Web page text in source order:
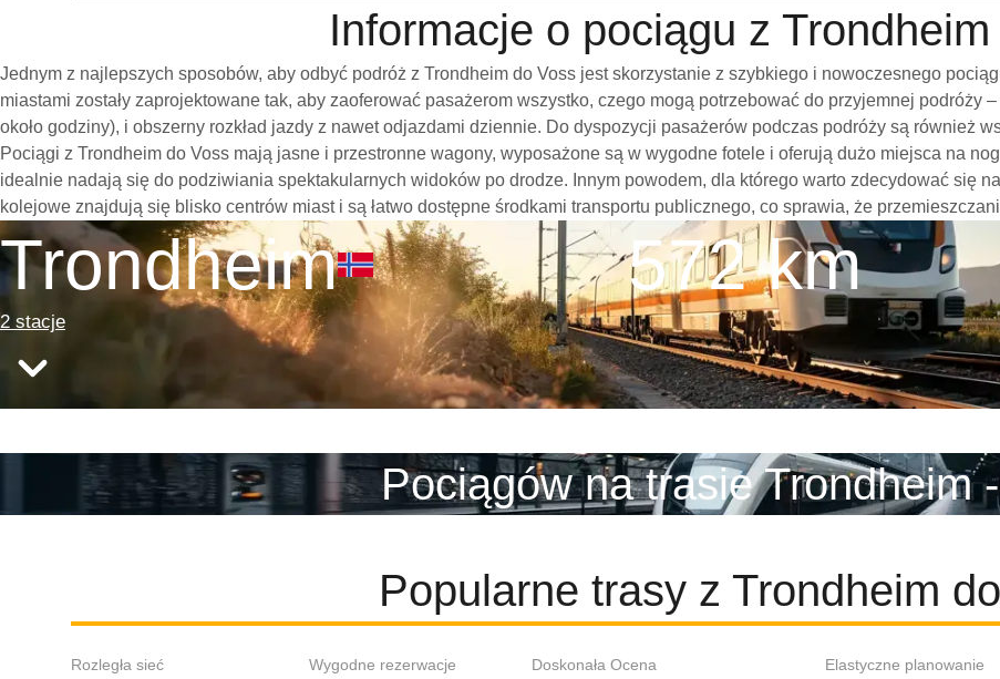
Informacje o pociągu z
Jednym z najlepszych sposobów, aby odbyć podróż z Trondheim do Voss jest skorzystanie z szybkiego i nowoczesnego
miastami zostały zaprojektowane tak, aby zaoferować pasażerom wszystko, czego mogą potrzebować do przyjemnej podróży
około godziny), i obszerny rozkład jazdy z nawet odjazdami dziennie. Do dyspozycji pasażerów podczas podróży są również
Pociągi z Trondheim do Voss mają jasne i przestronne wagony, wyposażone są w wygodne fotele i oferują dużo miejsca na
idealnie nadają się do podziwiania spektakularnych widoków po drodze. Innym powodem, dla którego warto zdecydować się
kolejowe znajdują się blisko centrów miast i są łatwo dostępne środkami transportu publicznego, co sprawia, że
Trondheim
2 stacje
572 km
Pociągów na trasie Trondheim
Popularne trasy z Trondheim
Rozległa sieć Wygodne rezerwacje Doskonała Ocena Elastyczne planowanie